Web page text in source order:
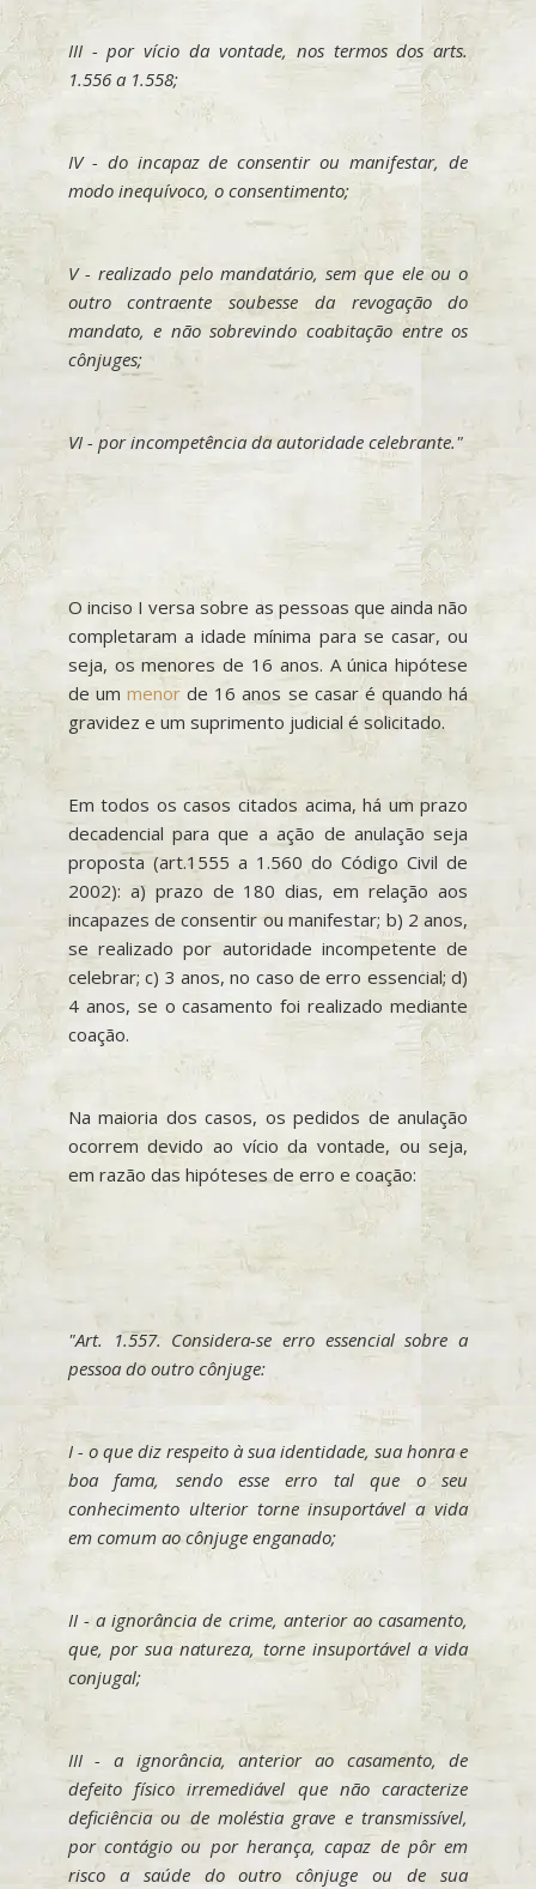
III - por vício da vontade, nos termos dos arts.
1.556 a 1.558;
IV - do incapaz de consentir ou manifestar, de
modo inequívoco, o consentimento;
V - realizado pelo mandatário, sem que ele ou o
outro contraente soubesse da revogação do
mandato, e não sobrevindo coabitação entre os
cônjuges;
VI - por incompetência da autoridade celebrante."
O inciso I versa sobre as pessoas que ainda não
completaram a idade mínima para se casar, ou
seja, os menores de 16 anos. A única hipótese
de ummenor de 16 anos se casar é quando há
gravidez e um suprimento judicial é solicitado.
Em todos os casos citados acima, há um prazo
decadencial para que a ação de anulação seja
proposta (art.1555 a 1.560 do Código Civil de
2002): a) prazo de 180 dias, em relação aos
incapazes de consentir ou manifestar; b) 2 anos,
se realizado por autoridade incompetente de
celebrar; c) 3 anos, no caso de erro essencial; d)
4 anos, se o casamento foi realizado mediante
coação.
Na maioria dos casos, os pedidos de anulação
ocorrem devido ao vício da vontade, ou seja,
em razão das hipóteses de erro e coação:
"Art. 1.557. Considera-se erro essencial sobre a
pessoa do outro cônjuge:
I - o que diz respeito à sua identidade, sua honra e
boa fama, sendo esse erro tal que o seu
conhecimento ulterior torne insuportável a vida
em comum ao cônjuge enganado;
II - a ignorância de crime, anterior ao casamento,
que, por sua natureza, torne insuportável a vida
conjugal;
III - a ignorância, anterior ao casamento, de
defeito físico irremediável que não caracterize
deficiência ou de moléstia grave e transmissível,
por contágio ou por herança, capaz de pôr em
risco a saúde do outro cônjuge ou de sua